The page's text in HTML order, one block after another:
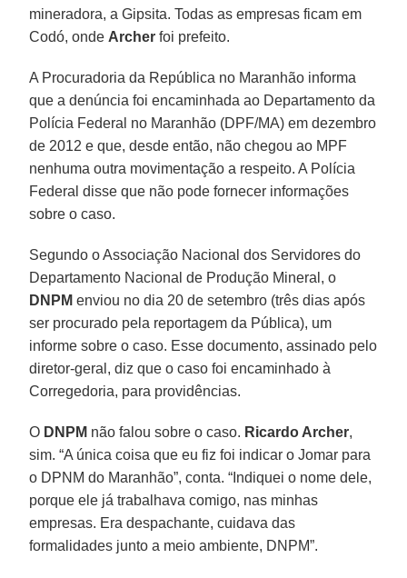
mineradora, a Gipsita. Todas as empresas ficam em
Codó, onde Archer foi prefeito.
A Procuradoria da República no Maranhão informa
que a denúncia foi encaminhada ao Departamento da
Polícia Federal no Maranhão (DPF/MA) em dezembro
de 2012 e que, desde então, não chegou ao MPF
nenhuma outra movimentação a respeito. A Polícia
Federal disse que não pode fornecer informações
sobre o caso.
Segundo o Associação Nacional dos Servidores do
Departamento Nacional de Produção Mineral, o
DNPM enviou no dia 20 de setembro (três dias após
ser procurado pela reportagem da Pública), um
informe sobre o caso. Esse documento, assinado pelo
diretor-geral, diz que o caso foi encaminhado à
Corregedoria, para providências.
O DNPM não falou sobre o caso. Ricardo Archer,
sim. “A única coisa que eu fiz foi indicar o Jomar para
o DPNM do Maranhão”, conta. “Indiquei o nome dele,
porque ele já trabalhava comigo, nas minhas
empresas. Era despachante, cuidava das
formalidades junto a meio ambiente, DNPM”.